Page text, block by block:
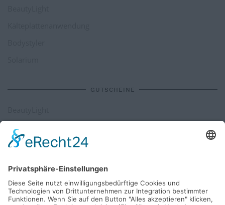
GUTSCHEINE
Kälteplattenanwendung
Bodystyler
SIE MÖCHTEN UNS ETWAS SAGEN